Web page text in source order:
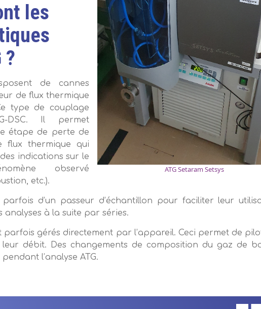
ATG Setaram Setsys
les
?
de cannes
de flux thermique
type de couplage
DSC. Il permet
étape de perte de
flux thermique qui
indications sur le
observé
etc.).
parfois d’un passeur d’échantillon pour faciliter leur
analyses à la suite par séries.
parfois gérés directement par l’appareil. Ceci permet de
leur débit. Des changements de composition du gaz de
l’analyse ATG.